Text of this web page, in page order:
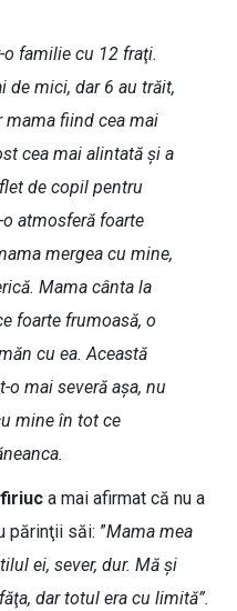
o familie cu 12 fraţi.
de mici, dar 6 au trăit,
mama fiind cea mai
cea mai alintată şi a
de copil pentru
atmosferă foarte
mergea cu mine,
Mama cânta la
foarte frumoasă, o
cu ea. Această
o mai severă aşa, nu
mine în tot ce
a mai afirmat că nu a
părinţii săi: ”Mama mea
ei, sever, dur. Mă şi
dar totul era cu limită”.